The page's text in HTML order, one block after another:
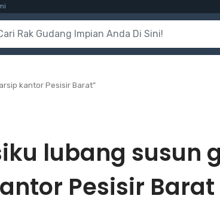
kantor Pesisir Barat”
lubang susun
Pesisir Barat